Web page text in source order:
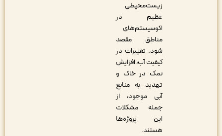
زیست‌محیطی
عظیم در
اکوسیستم‌های
مناطق مقصد
شود. تغییرات در
کیفیت آب، افزایش
نمک در خاک و
تهدید به منابع
آبی موجود، از
جمله مشکلات
این پروژه‌ها